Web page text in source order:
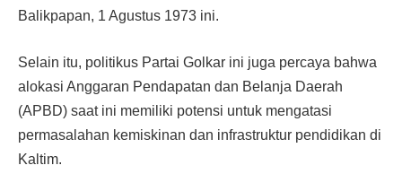
Balikpapan, 1 Agustus 1973 ini.
Selain itu, politikus Partai Golkar ini juga percaya bahwa
alokasi Anggaran Pendapatan dan Belanja Daerah
(APBD) saat ini memiliki potensi untuk mengatasi
permasalahan kemiskinan dan infrastruktur pendidikan di
Kaltim.